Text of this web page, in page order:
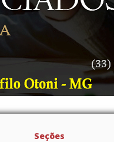
Seções